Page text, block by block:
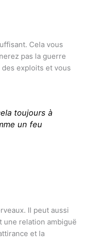
Cela vous
pas la guerre
exploits et vous
toujours à
un feu
Il peut aussi
une relation ambiguë
et la